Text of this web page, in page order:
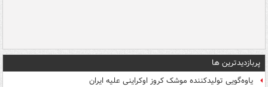
پربازدیدترین ها
یاوه‌گویی تولیدکننده موشک کروز اوکراینی علیه ایران